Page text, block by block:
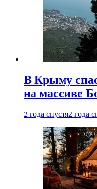
В Крыму
на массиве
2 года спустя2 года